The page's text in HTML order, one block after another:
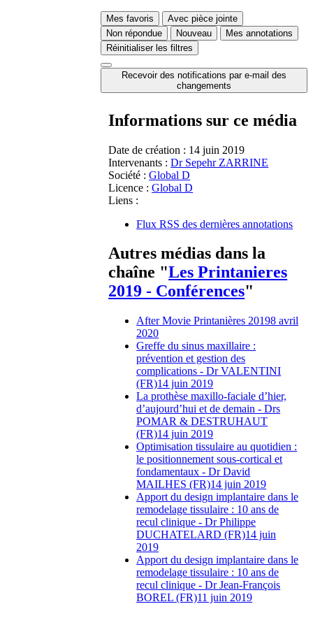
Mes favoris
Avec pièce jointe
Non répondue
Nouveau
Mes annotations
Réinitialiser les filtres
Recevoir des notifications par e-mail des
changements
Informations sur ce média
Date de création : 14 juin 2019
Intervenants : Dr Sepehr ZARRINE
Société : Global D
Licence : Global D
Liens :
Flux RSS des dernières annotations
Autres médias dans la
chaîne "Les Printanieres
2019 - Conférences"
After Movie Printanières 20198 avril
2020
Greffe du sinus maxillaire :
prévention et gestion des
complications - Dr VALENTINI
(FR)14 juin 2019
La prothèse maxillo-faciale d’hier,
d’aujourd’hui et de demain - Drs
POMAR & DESTRUHAUT
(FR)14 juin 2019
Optimisation tissulaire au quotidien :
le positionnement sous-cortical et
fondamentaux - Dr David
MAILHES (FR)14 juin 2019
Apport du design implantaire dans le
remodelage tissulaire : 10 ans de
recul clinique - Dr Philippe
DUCHATELARD (FR)14 juin
2019
Apport du design implantaire dans le
remodelage tissulaire : 10 ans de
recul clinique - Dr Jean-François
BOREL (FR)11 juin 2019